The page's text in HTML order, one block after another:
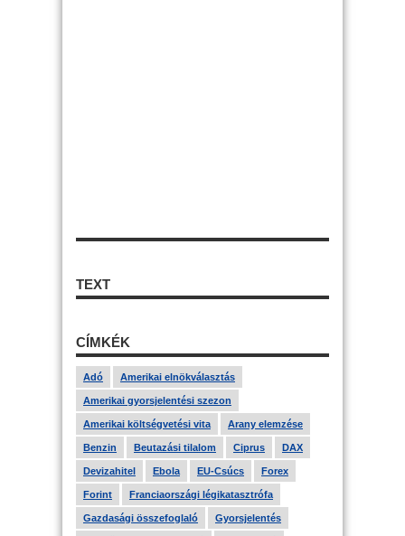
TEXT
CÍMKÉK
Adó Amerikai elnökválasztás
Amerikai gyorsjelentési szezon
Amerikai költségvetési vita Arany elemzése
Benzin Beutazási tilalom Ciprus DAX
Devizahitel Ebola EU-Csúcs Forex
Forint Franciaországi légikatasztrófa
Gazdasági összefoglaló Gyorsjelentés